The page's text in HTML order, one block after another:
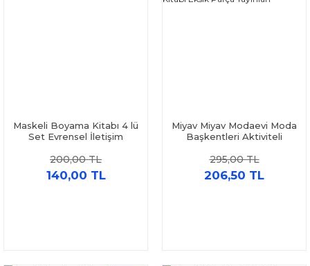
Maskeli Boyama Kitabı 4 lü
Set Evrensel İletişim
200,00 TL
140,00 TL
Miyav Miyav Modaevi Moda
Başkentleri Aktiviteli
Yayınları
295,00 TL
206,50 TL